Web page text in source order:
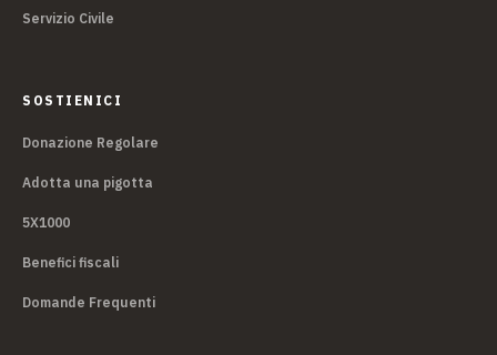
Servizio Civile
SOSTIENICI
Donazione Regolare
Adotta una pigotta
5X1000
Benefici fiscali
Domande Frequenti